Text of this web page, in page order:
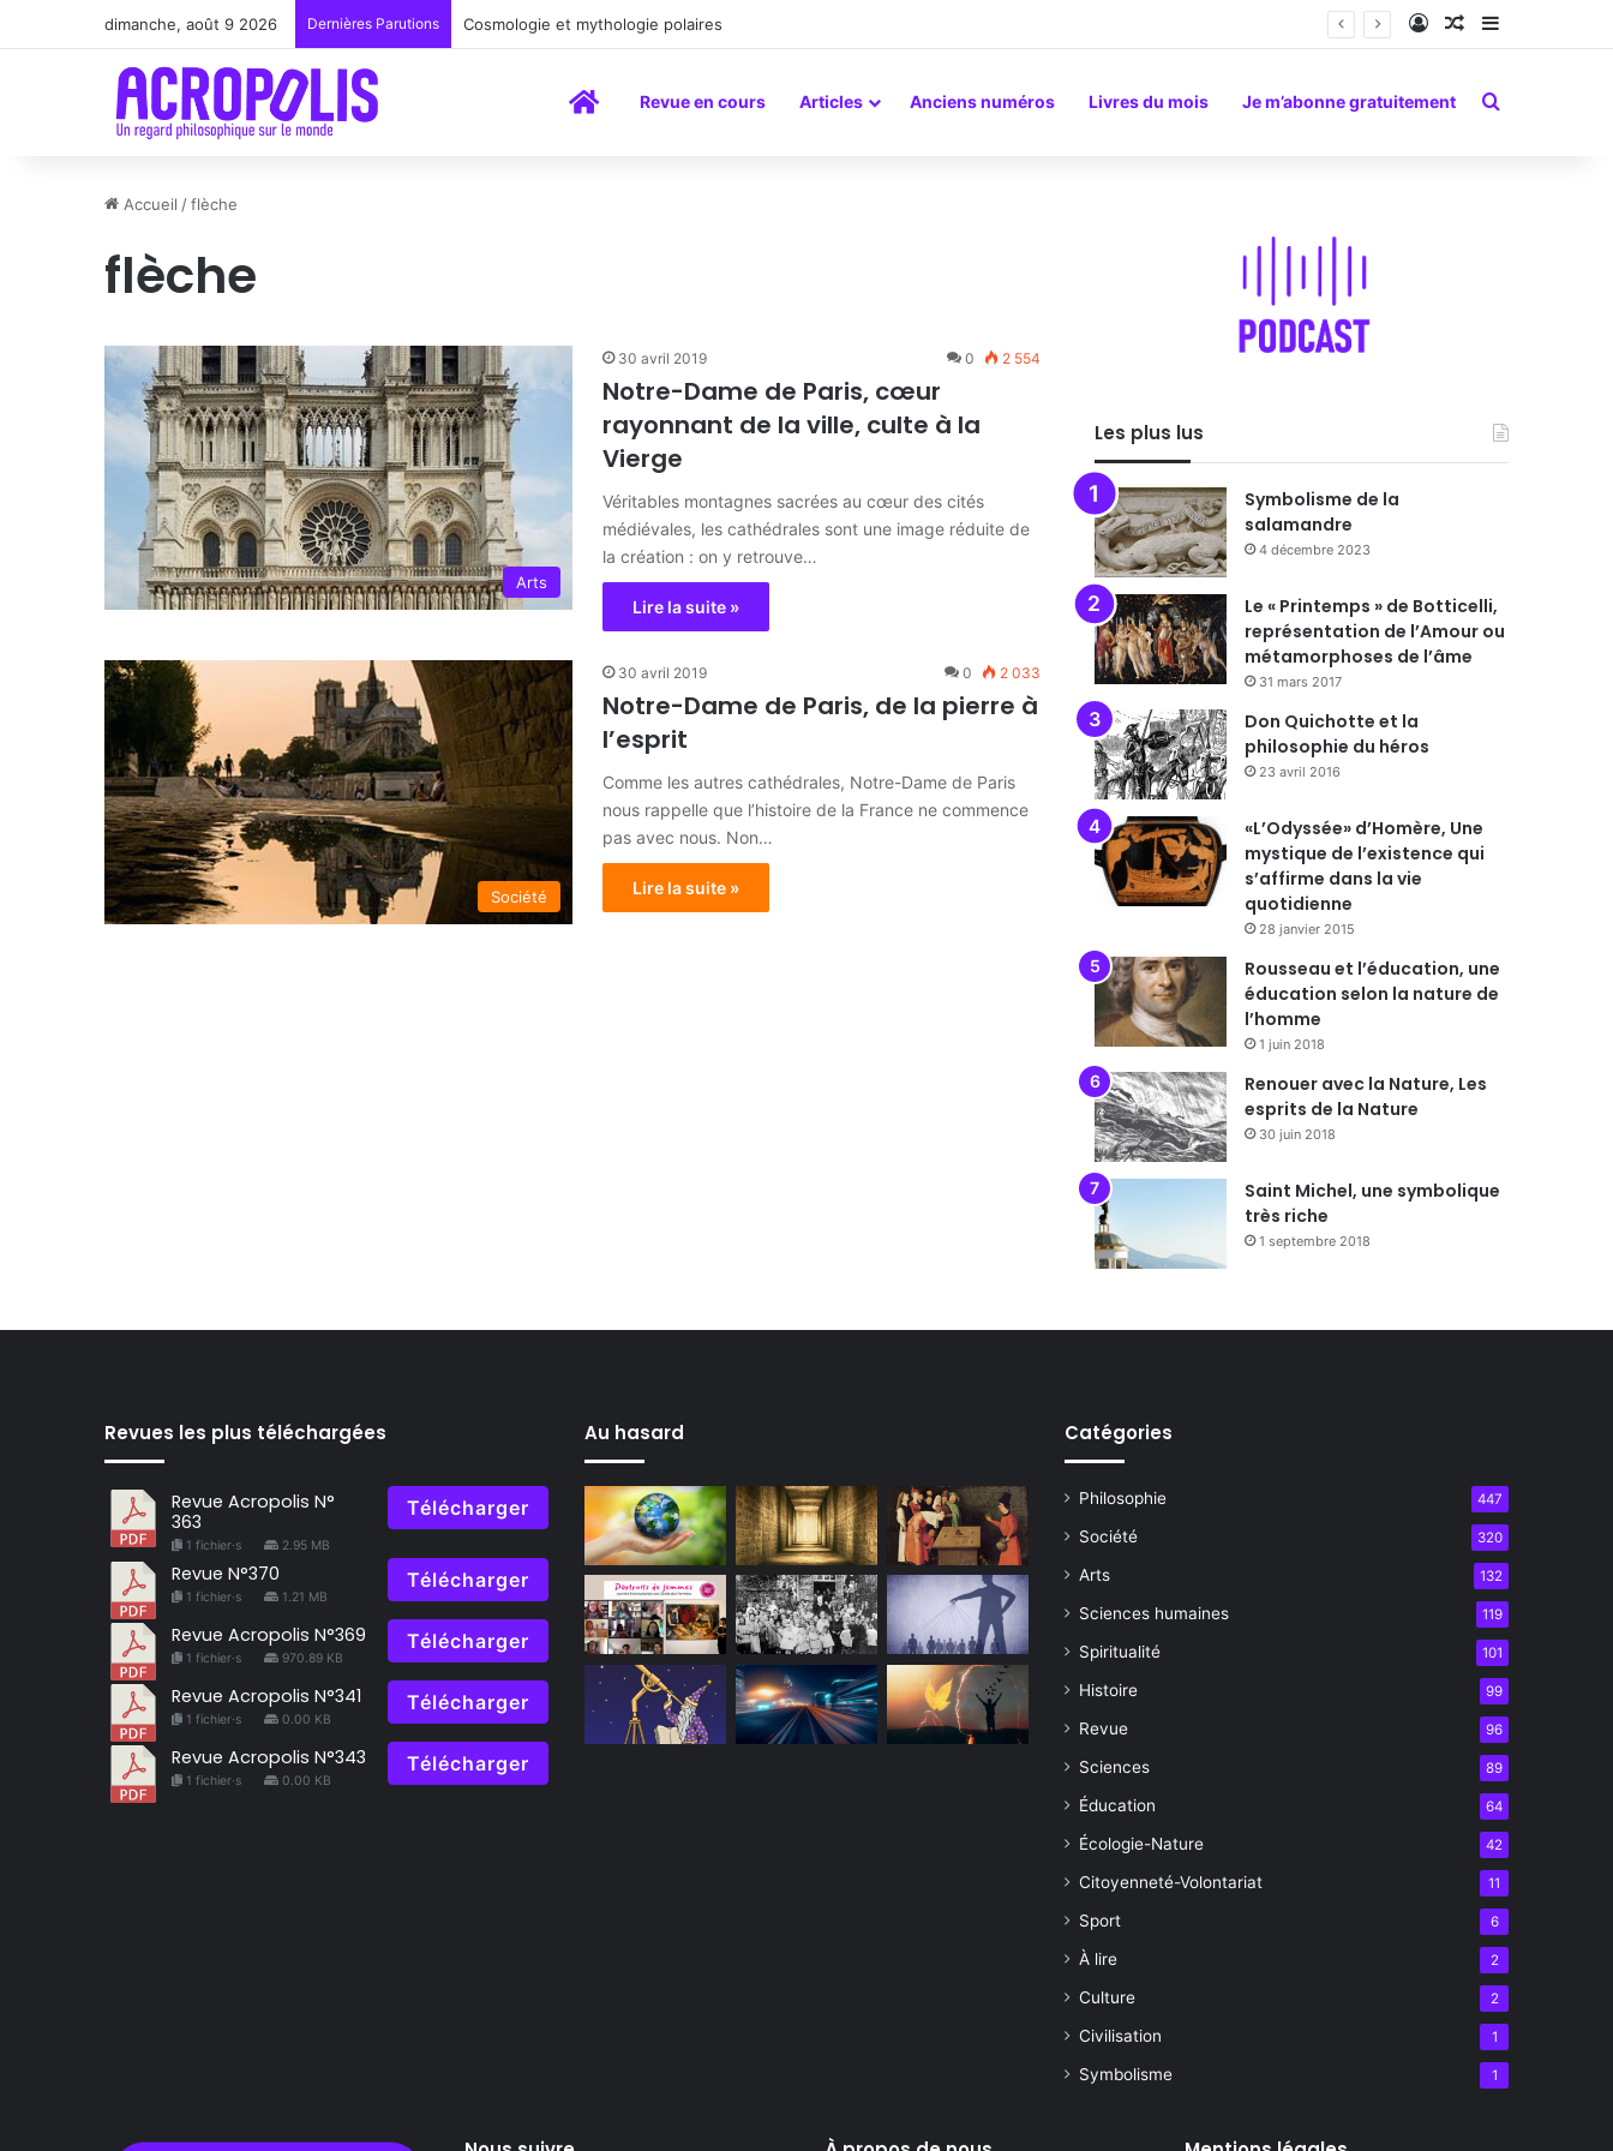
dimanche, août 9 2026 Dernières Parutions Renoir : la peinture comme un art du lien Connexion
Article Aléatoire
Sidebar
AccueilRevue en cours Articles Anciens numéros Livres du mois Je m’abonne gratuitement Rechercher
Accueil /flèche
flèche
Arts
30 avril 2019 0 2 554
Notre-Dame de Paris, cœur
rayonnant de la ville, culte à la
Vierge
Véritables montagnes sacrées au cœur des cités
médiévales, les cathédrales sont une image réduite de
la création : on y retrouve…
Lire la suite »
Société
30 avril 2019 0 2 033
Notre-Dame de Paris, de la pierre à
l’esprit
Comme les autres cathédrales, Notre-Dame de Paris
nous rappelle que l’histoire de la France ne commence
pas avec nous. Non…
Lire la suite »
Les plus lus
Symbolisme de la
salamandre
4 décembre 2023
Le « Printemps » de Botticelli,
représentation de l’Amour ou
métamorphoses de l’âme
31 mars 2017
Don Quichotte et la
philosophie du héros
23 avril 2016
«L’Odyssée» d’Homère, Une
mystique de l’existence qui
s’affirme dans la vie
quotidienne
28 janvier 2015
Rousseau et l’éducation, une
éducation selon la nature de
l’homme
1 juin 2018
Renouer avec la Nature, Les
esprits de la Nature
30 juin 2018
Saint Michel, une symbolique
très riche
1 septembre 2018
Revues les plus téléchargées
Revue Acropolis N°
363
1 fichier·s 2.95 MB
Télécharger
Revue N°370
1 fichier·s 1.21 MB
Télécharger
Revue Acropolis N°369
1 fichier·s 970.89 KB
Télécharger
Revue Acropolis N°341
1 fichier·s 0.00 KB
Télécharger
Revue Acropolis N°343
1 fichier·s 0.00 KB
Télécharger
Au hasard Catégories
Philosophie 447
Société 320
Arts 132
Sciences humaines 119
Spiritualité 101
Histoire 99
Revue 96
Sciences 89
Éducation 64
Écologie-Nature 42
Citoyenneté-Volontariat 11
Sport 6
À lire 2
Culture 2
Civilisation 1
Symbolisme 1